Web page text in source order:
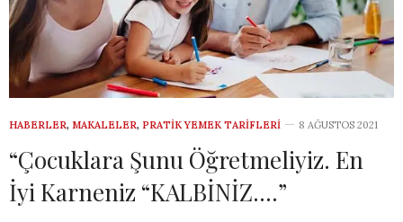
HABERLER, MAKALELER, PRATIK YEMEK TARIFLERI 8 AĞUSTOS 2021
“Çocuklara Şunu Öğretmeliyiz. En
İyi Karneniz “KALBİNİZ….”